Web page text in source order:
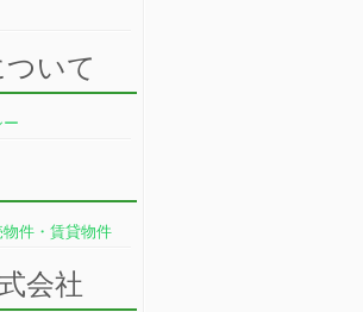
いて
件・賃貸物件
会社